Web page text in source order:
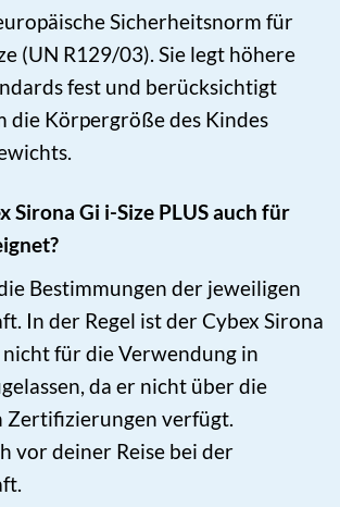
Sicherheitsnorm für
(UN R129/03). Sie legt höhere
fest und berücksichtigt
die Körpergröße des Kindes
Sirona Gi i-Size PLUS auch für
Bestimmungen der jeweiligen
In der Regel ist der Cybex Sirona
nicht für die Verwendung in
da er nicht über die
verfügt.
vor deiner Reise bei der